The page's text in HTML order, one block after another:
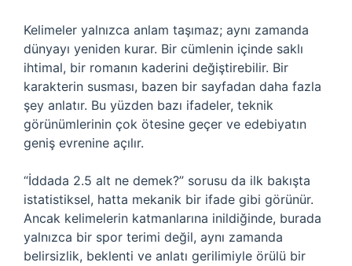
Kelimeler yalnızca anlam taşımaz; aynı zamanda
dünyayı yeniden kurar. Bir cümlenin içinde saklı
ihtimal, bir romanın kaderini değiştirebilir. Bir
karakterin susması, bazen bir sayfadan daha fazla
şey anlatır. Bu yüzden bazı ifadeler, teknik
görünümlerinin çok ötesine geçer ve edebiyatın
geniş evrenine açılır.
“İddada 2.5 alt ne demek?” sorusu da ilk bakışta
istatistiksel, hatta mekanik bir ifade gibi görünür.
Ancak kelimelerin katmanlarına inildiğinde, burada
yalnızca bir spor terimi değil, aynı zamanda
belirsizlik, beklenti ve anlatı gerilimiyle örülü bir